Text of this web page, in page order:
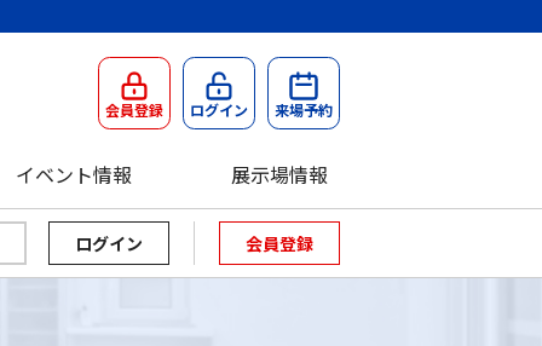
会員登録 ログイン 来場予約
イベント情報 展示場情報
会員登録